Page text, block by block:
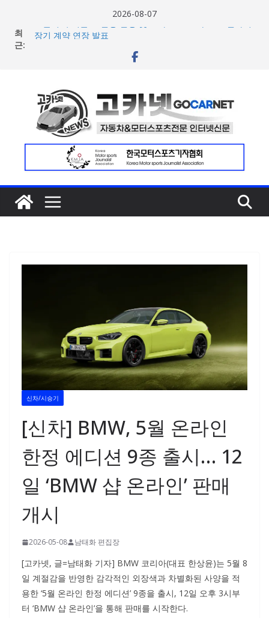
2026-08-07
최
근:
포뮬러 E, 시즌13 일정 변경 및 모나코 ePrix와 2031년까지
[신차] 아우디, 100km당 12.8kWh의 전비 달성한 컴팩트 순
공개… 본격 계약 개시
2026년 7월 국내 수입 승용차 신규 등록 전년 대비 14.3%
증가
한국타이어, 안전한 여름철 주행 위한 타이어 관리법 제안
신차/시승기
[신차] BMW, 5월 온라인
한정 에디션 9종 출시… 12
일 ‘BMW 샵 온라인’ 판매
개시
2026-05-08 남태화 편집장
[고카넷, 글=남태화 기자] BMW 코리아(대표 한상윤)는 5월 8
일 계절감을 반영한 감각적인 외장색과 차별화된 사양을 적
용한 ‘5월 온라인 한정 에디션’ 9종을 출시, 12일 오후 3시부
터 ‘BMW 샵 온라인’을 통해 판매를 시작한다.